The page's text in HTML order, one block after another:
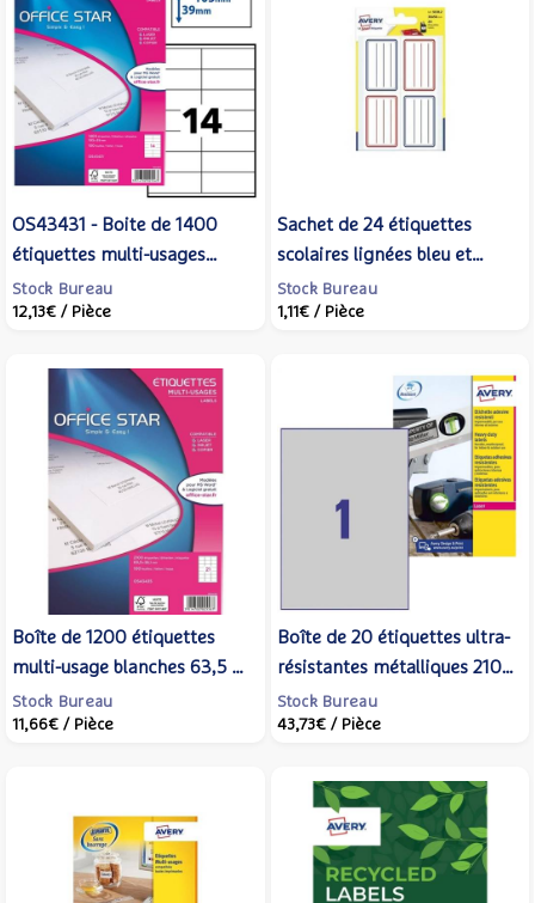
OS43431 - Boite de 1400
étiquettes multi-usages
105x39 mm - OFFICE STAR
Stock Bureau
12,13€ / Pièce
Sachet de 24 étiquettes
scolaires lignées bleu et
rouge 36 x 56 mm. - AVERY
Stock Bureau
1,11€ / Pièce
Boîte de 1200 étiquettes
multi-usage blanches 63,5 x
38,1 mm - OFFICE STAR
Stock Bureau
11,66€ / Pièce
Boîte de 20 étiquettes ultra-
résistantes métalliques 210 x
297mm L6013-20 - AVERY
Stock Bureau
43,73€ / Pièce